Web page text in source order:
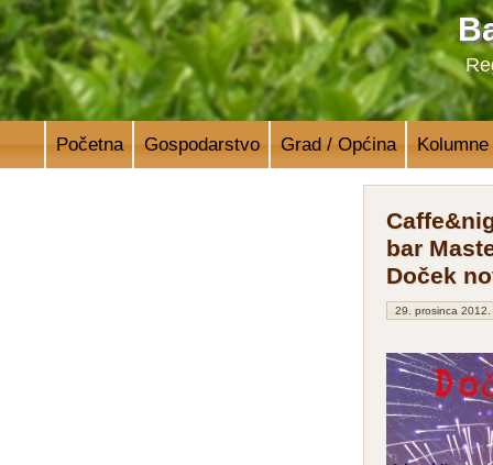
Početna Gospodarstvo Grad / Općina Kolumne
bar
Doček
29. prosinca 2012.